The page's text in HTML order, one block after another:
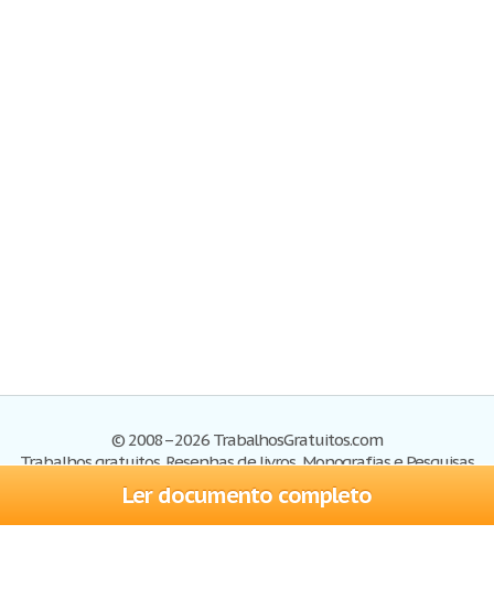
Ler documento completo
© 2008–2026 TrabalhosGratuitos.com
Trabalhos gratuitos, Resenhas de livros, Monografias e Pesquisas